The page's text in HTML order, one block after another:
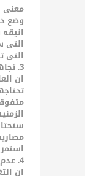
معنى
وضع
التى
التى
3. تجاهل الوضع النقدي:ـ
ان
4. عدم معرفة عملائك:ـ
ان